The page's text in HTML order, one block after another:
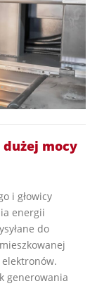
dużej mocy
i głowicy
energii
do
generowania